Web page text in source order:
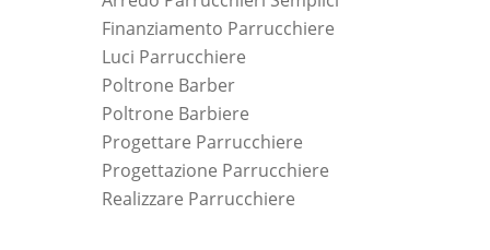
Finanziamento Parrucchiere
Luci Parrucchiere
Poltrone Barber
Poltrone Barbiere
Progettare Parrucchiere
Progettazione Parrucchiere
Realizzare Parrucchiere